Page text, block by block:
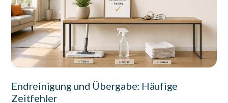
Endreinigung und Übergabe: Häufige
Zeitfehler